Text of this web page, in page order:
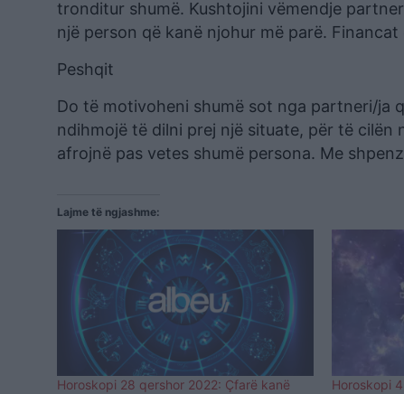
tronditur shumë. Kushtojini vëmendje
një person që kanë njohur më parë.
Peshqit
Do të motivoheni shumë sot nga partneri/ja
ndihmojë të dilni prej një situate, për të
afrojnë pas vetes shumë persona. Me
Lajme të ngjashme:
Horoskopi 28 qershor 2022: Çfarë kanë
Horoskopi